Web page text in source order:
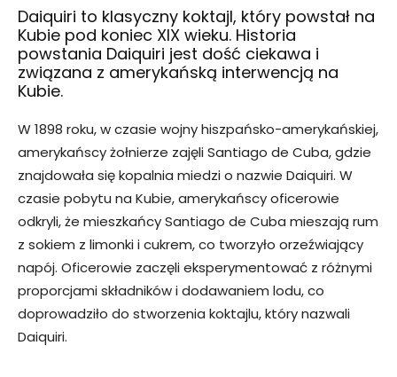
Daiquiri to klasyczny koktajl, który powstał na
Kubie pod koniec XIX wieku. Historia
powstania Daiquiri jest dość ciekawa i
związana z amerykańską interwencją na
Kubie.
W 1898 roku, w czasie wojny hiszpańsko-amerykańskiej,
amerykańscy żołnierze zajęli Santiago de Cuba, gdzie
znajdowała się kopalnia miedzi o nazwie Daiquiri. W
czasie pobytu na Kubie, amerykańscy oficerowie
odkryli, że mieszkańcy Santiago de Cuba mieszają rum
z sokiem z limonki i cukrem, co tworzyło orzeźwiający
napój. Oficerowie zaczęli eksperymentować z różnymi
proporcjami składników i dodawaniem lodu, co
doprowadziło do stworzenia koktajlu, który nazwali
Daiquiri.